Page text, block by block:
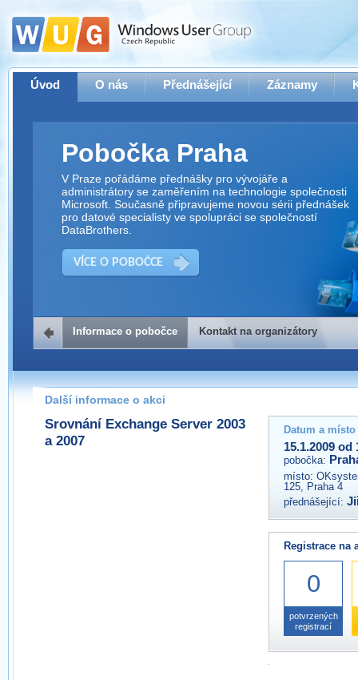
Úvod O nás Přednášející Záznamy
Pobočka Praha
V Praze pořádáme přednášky pro vývojáře a
administrátory se zaměřením na technologie společnosti
Microsoft. Současně připravujeme novou sérii přednášek
pro datové specialisty ve spolupráci se společností
DataBrothers.
VÍCE O POBOČCE
Kontakt na organizátory
Pokud máte jakýkoliv dotaz na organizátory této akce,
prosím neváhejte nás kontaktovat na e-mailu:
praha@wug.cz
Informace o pobočce Kontakt na organizátory
Další informace o akci
Srovnání Exchange Server 2003
a 2007
Datum a
15.1.2009 od
pobočka:
místo:
125, Praha 4
přednášející:
Registrace na
0
potvrzených
registrací